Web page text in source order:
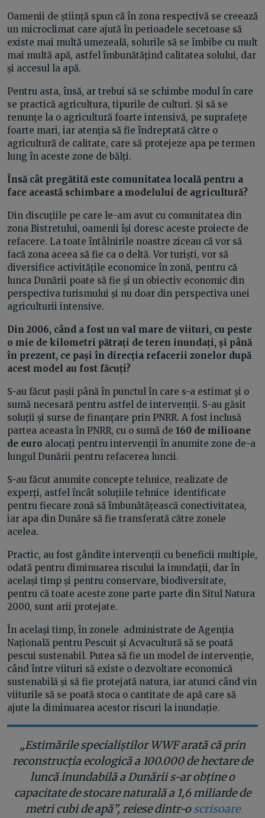
Oamenii de știință spun că în zona respectivă se creează
un microclimat care ajută în perioadele secetoase să
existe mai multă umezeală, solurile să se îmbibe cu mult
mai multă apă, astfel îmbunătățind calitatea solului, dar
și accesul la apă.
Pentru asta, însă, ar trebui să se schimbe modul în care
se practică agricultura, tipurile de culturi. Și să se
renunțe la o agricultură foarte intensivă, pe suprafețe
foarte mari, iar atenția să fie îndreptată către o
agricultură de calitate, care să protejeze apa pe termen
lung în aceste zone de bălți.
Însă cât pregătită este comunitatea locală pentru a
face această schimbare a modelului de agricultură?
Din discuțiile pe care le-am avut cu comunitatea din
zona Bistretului, oamenii își doresc aceste proiecte de
refacere. La toate întâlnirile noastre ziceau că vor să
facă zona aceea să fie ca o deltă. Vor turiști, vor să
diversifice activitățile economice în zonă, pentru că
lunca Dunării poate să fie și un obiectiv economic din
perspectiva turismului și nu doar din perspectiva unei
agriculturii intensive.
Din 2006, când a fost un val mare de viituri, cu peste
o mie de kilometri pătrați de teren inundați, și până
în prezent, ce pași în direcția refacerii zonelor după
acest model au fost făcuți?
S-au făcut pașii până în punctul în care s-a estimat și o
sumă necesară pentru astfel de intervenții. S-au găsit
soluții și surse de finanțare prin PNRR. A fost inclusă
partea aceasta în PNRR, cu o sumă de 160 de milioane
de euro alocați pentru intervenții în anumite zone de-a
lungul Dunării pentru refacerea luncii.
S-au făcut anumite concepte tehnice, realizate de
experți, astfel încât soluțiile tehnice identificate
pentru fiecare zonă să îmbunătățească conectivitatea,
iar apa din Dunăre să fie transferată către zonele
acelea.
Practic, au fost gândite intervenții cu beneficii multiple,
odată pentru diminuarea riscului la inundații, dar în
același timp și pentru conservare, biodiversitate,
pentru că toate aceste zone parte parte din Situl Natura
2000, sunt arii protejate.
În același timp, în zonele administrate de Agenția
Națională pentru Pescuit și Acvacultură să se poată
pescui sustenabil. Putea să fie un model de intervenție,
când între viituri să existe o dezvoltare economică
sustenabilă și să fie protejată natura, iar atunci când vin
viiturile să se poată stoca o cantitate de apă care să
ajute la diminuarea acestor riscuri la inundație.
„Estimările specialiștilor WWF arată că prin
reconstrucția ecologică a 100.000 de hectare de
luncă inundabilă a Dunării s-ar obține o
capacitate de stocare naturală a 1,6 miliarde de
metri cubi de apă”, reiese dintr-oscrisoare